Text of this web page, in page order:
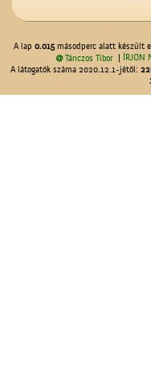
A lap 0.015másodperc alatt készült
Tánczos Tibor
ÍRJON
A látogatók száma 2020.12.1-jétől: